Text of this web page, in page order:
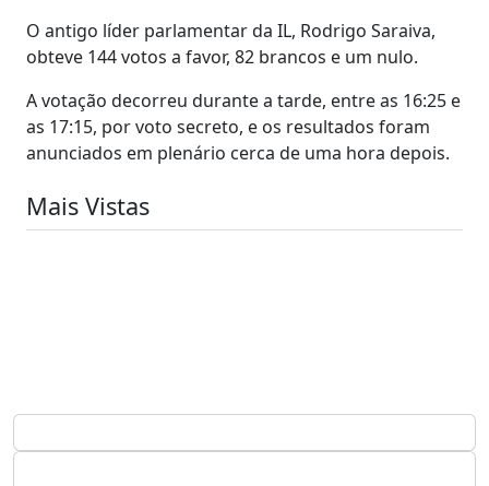
O antigo líder parlamentar da IL, Rodrigo Saraiva,
obteve 144 votos a favor, 82 brancos e um nulo.
A votação decorreu durante a tarde, entre as 16:25 e
as 17:15, por voto secreto, e os resultados foram
anunciados em plenário cerca de uma hora depois.
Mais Vistas